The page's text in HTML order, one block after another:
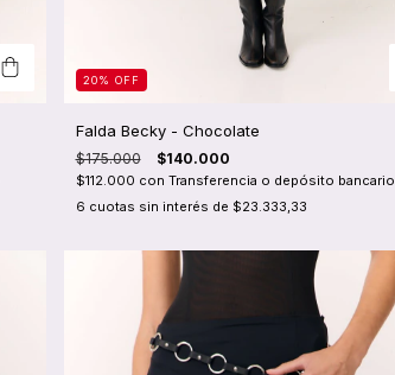
20% OFF
Falda Becky - Chocolate
$175.000 $140.000
$112.000 con Transferencia o depósito bancario
6 cuotas sin interés de $23.333,33